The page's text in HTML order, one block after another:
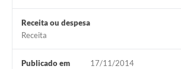
Receita ou despesa
Receita
Publicado em 17/11/2014